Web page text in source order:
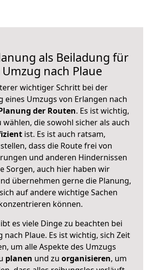
als Beiladung für
nach Plaue
wichtiger Schritt bei der
eines Umzugs von Erlangen nach
der Routen. Es ist wichtig,
wählen, die sowohl sicher als auch
ist. Es ist auch ratsam,
dass die Route frei von
und anderen Hindernissen
Sorgen, auch hier haben wir
übernehmen gerne die Planung,
auf andere wichtige Sachen
können.
es viele Dinge zu beachten bei
nach Plaue. Es ist wichtig, sich Zeit
um alle Aspekte des Umzugs
planen und zu organisieren, um